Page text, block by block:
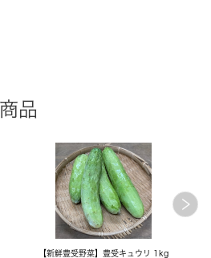
品
【新鮮豊受野菜】豊受キュウリ 1kg